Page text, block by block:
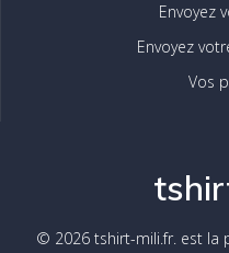
Envoyez
Envoyez
Vos
© 2026 tshirt-mili.fr. est la